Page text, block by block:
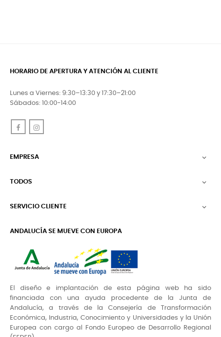
HORARIO DE APERTURA Y ATENCIÓN AL CLIENTE
Lunes a Viernes: 9:30–13:30 y 17:30–21:00
Sábados: 10:00-14:00
Facebook
EMPRESA 
TODOS 
SERVICIO CLIENTE 
ANDALUCÍA SE MUEVE CON EUROPA
El diseño e implantación de esta página web ha sido
financiada con una ayuda procedente de la Junta de
Andalucía, a través de la Consejería de Transformación
Económica, Industria, Conocimiento y Universidades y la Unión
Europea con cargo al Fondo Europeo de Desarrollo Regional